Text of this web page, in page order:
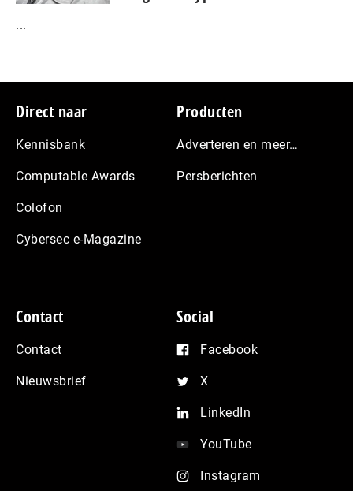
...
Footer
Direct naar
Kennisbank
Computable Awards
Colofon
Cybersec e-Magazine
Producten
Adverteren en meer…
Persberichten
Contact
Contact
Nieuwsbrief
Social
Facebook
X
LinkedIn
YouTube
Instagram